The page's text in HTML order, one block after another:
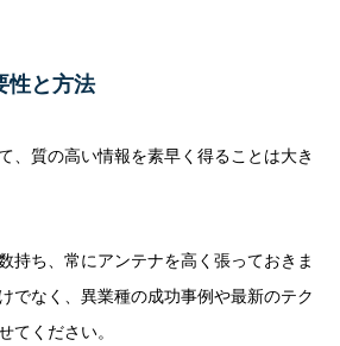
性と方法
、質の高い情報を素早く得ることは大き
持ち、常にアンテナを高く張っておきま
でなく、異業種の成功事例や最新のテク
てください。